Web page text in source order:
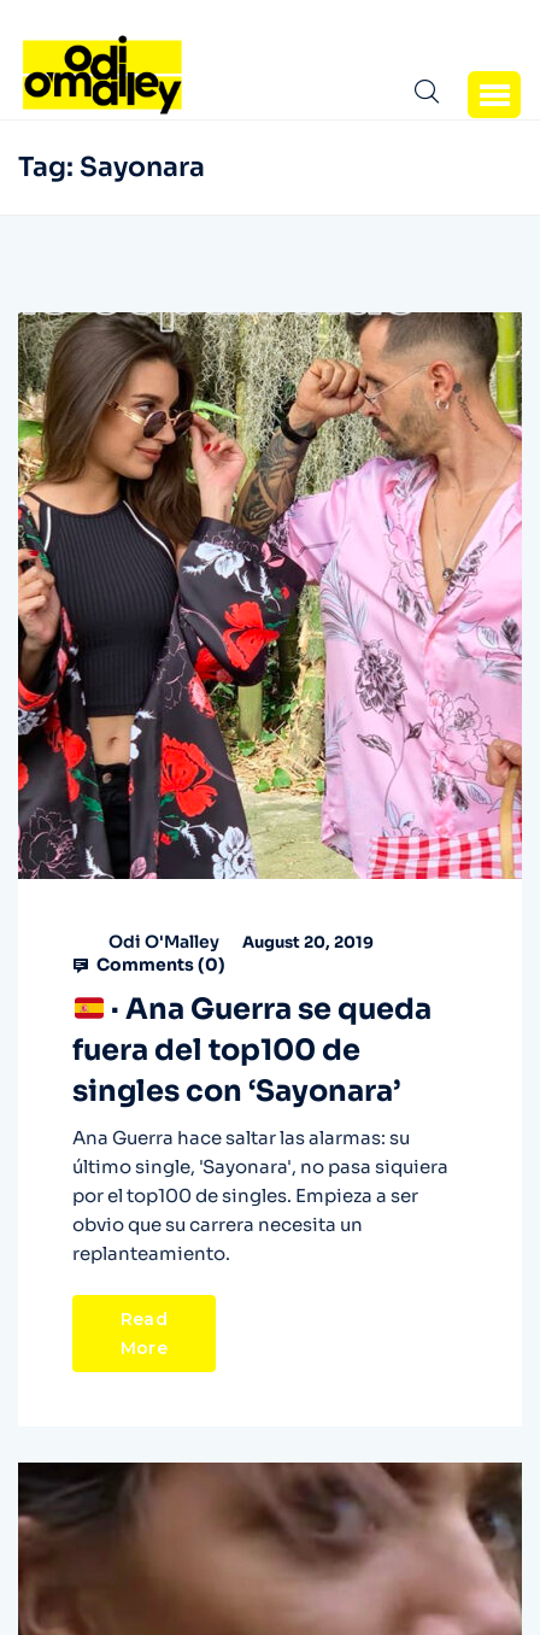
Tag: Sayonara
Odi O'Malley August 20, 2019
Comments (0)
· Ana Guerra se queda
fuera del top100 de
singles con ‘Sayonara’
Ana Guerra hace saltar las alarmas: su
último single, 'Sayonara', no pasa siquiera
por el top100 de singles. Empieza a ser
obvio que su carrera necesita un
replanteamiento.
Read
More